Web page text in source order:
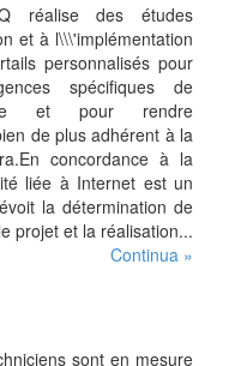
réalise des études
et à l\\\'implémentation
personnalisés pour
spécifiques de
et pour rendre
de plus adhérent à la
concordance à la
liée à Internet est un
la détermination de
projet et la réalisation...
Continua »
sont en mesure